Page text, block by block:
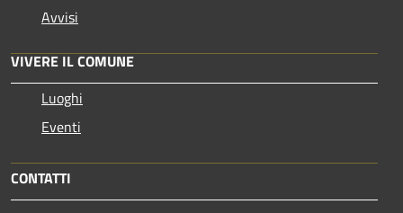
Avvisi
VIVERE IL COMUNE
Luoghi
Eventi
CONTATTI